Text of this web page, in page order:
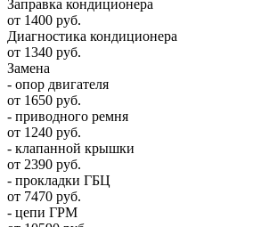
Заправка кондиционера
от 1400 руб.
Диагностика кондиционера
от 1340 руб.
Замена
- опор двигателя
от 1650 руб.
- приводного ремня
от 1240 руб.
- клапанной крышки
от 2390 руб.
- прокладки ГБЦ
от 7470 руб.
- цепи ГРМ